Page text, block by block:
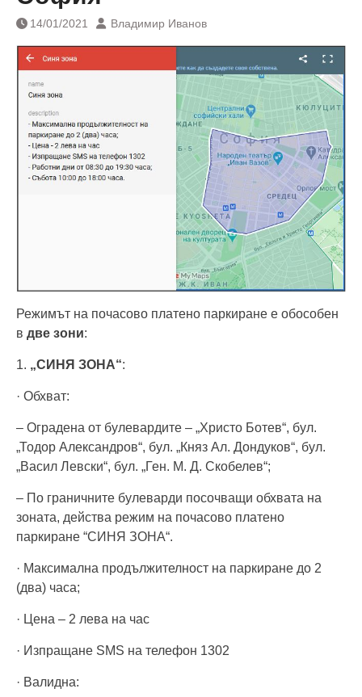
14/01/2021 Владимир Иванов
Режимът на почасово платено паркиране е обособен
в две зони:
1. „СИНЯ ЗОНА“:
· Обхват:
– Оградена от булевардите – „Христо Ботев“, бул.
„Тодор Александров“, бул. „Княз Ал. Дондуков“, бул.
„Васил Левски“, бул. „Ген. М. Д. Скобелев“;
– По граничните булеварди посочващи обхвата на
зоната, действа режим на почасово платено
паркиране “СИНЯ ЗОНА“.
· Максимална продължителност на паркиране до 2
(два) часа;
· Цена – 2 лева на час
· Изпращане SMS на телефон 1302
· Валидна: